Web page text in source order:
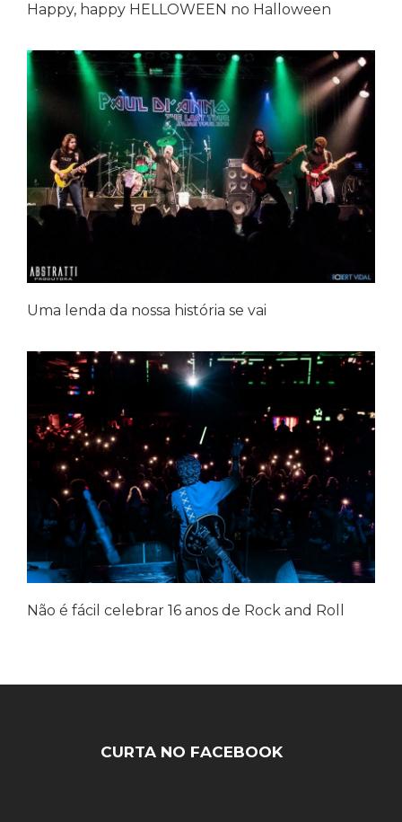
Happy, happy HELLOWEEN no Halloween
Uma lenda da nossa história se vai
Não é fácil celebrar 16 anos de Rock and Roll
CURTA NO FACEBOOK